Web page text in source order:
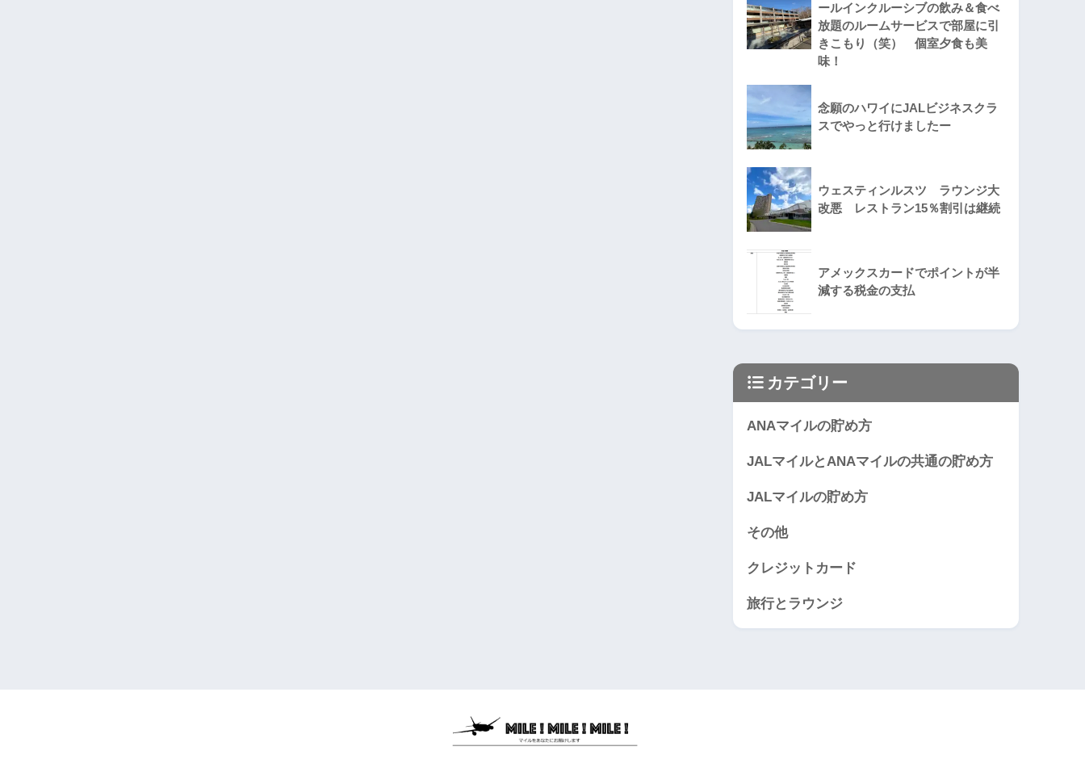
ールインクルーシブの飲み＆食べ
放題のルームサービスで部屋に引
きこもり（笑） 個室夕食も美
味！
念願のハワイにJALビジネスクラ
スでやっと行けましたー
ウェスティンルスツ ラウンジ大
改悪 レストラン15％割引は継続
アメックスカードでポイントが半
減する税金の支払
カテゴリー
ANAマイルの貯め方
JALマイルとANAマイルの共通の貯め方
JALマイルの貯め方
その他
クレジットカード
旅行とラウンジ